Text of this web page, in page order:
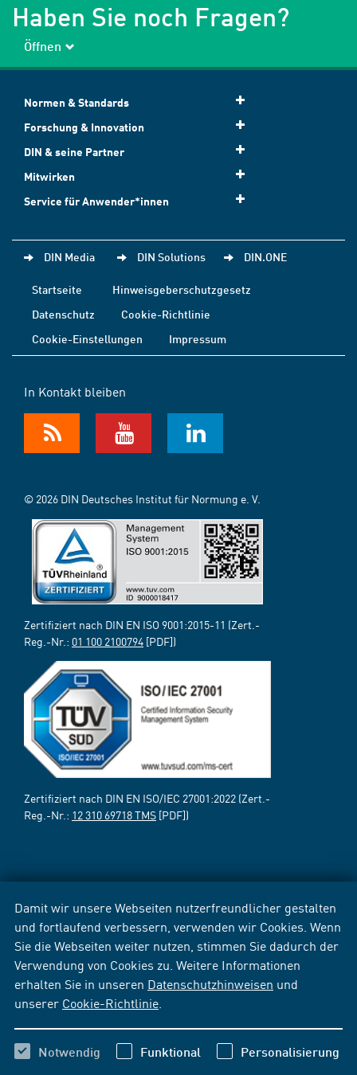
Damit wir unsere Webseiten nutzerfreundlicher gestalten
und fortlaufend verbessern, verwenden wir Cookies. Wenn
Sie die Webseiten weiter nutzen, stimmen Sie dadurch der
Verwendung von Cookies zu. Weitere Informationen
erhalten Sie in unseren Datenschutzhinweisen und
unserer Cookie-Richtlinie
Notwendig Funktional Personalisierung
Haben Sie noch Fragen?
Öffnen
Normen & Standards
Forschung & Innovation
DIN & seine Partner
Mitwirken
Service für Anwender*innen
DIN Media DIN Solutions DIN.ONE
Startseite
Hinweisgeberschutzgesetz
Datenschutz
Cookie-Richtlinie
Cookie-Einstellungen
Impressum
In Kontakt bleiben
© 2026 DIN Deutsches Institut für Normung e. V.
Zertifiziert nach DIN EN ISO 9001:2015-11 (Zert.-
Reg.-Nr.: 01 100 2100794 [PDF])
Zertifiziert nach DIN EN ISO/IEC 27001:2022 (Zert.-
Reg.-Nr.: 12 310 69718 TMS [PDF])